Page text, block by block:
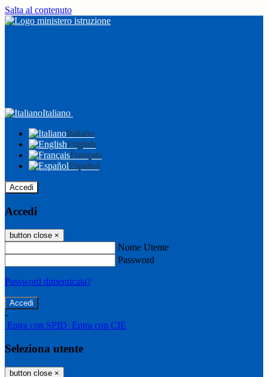
Salta al contenuto
Italiano
Italiano
English
Français
Español
Accedi
Accedi
button close ×
Nome Utente
Password
Password dimenticata?
-
Entra con SPID Entra con CIE
Seleziona utente
button close ×